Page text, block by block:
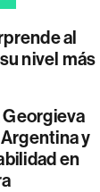
al
nivel más
Georgieva
y
en